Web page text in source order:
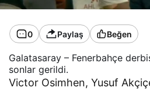
0 Paylaş Beğen
Galatasaray – Fenerbahçe
sonlar gerildi.
Victor Osimhen, Yusuf